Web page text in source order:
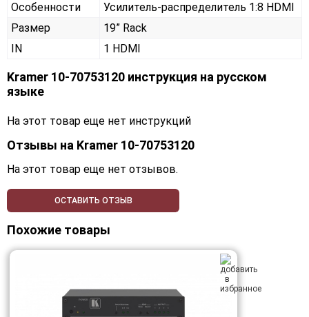
Особенности
Усилитель-распределитель 1:8 HDMI
Размер
19” Rack
IN
1 HDMI
Kramer 10-70753120 инструкция на русском
языке
На этот товар еще нет инструкций
Отзывы на Kramer 10-70753120
На этот товар еще нет отзывов.
ОСТАВИТЬ ОТЗЫВ
Похожие товары